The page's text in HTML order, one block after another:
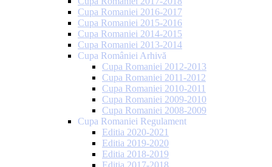
Cupa Romaniei 2016-2017
Cupa Romaniei 2015-2016
Cupa Romaniei 2014-2015
Cupa Romaniei 2013-2014
Cupa României Arhivă
Cupa Romaniei 2012-2013
Cupa Romaniei 2011-2012
Cupa Romaniei 2010-2011
Cupa Romaniei 2009-2010
Cupa Romaniei 2008-2009
Cupa Romaniei Regulament
Editia 2020-2021
Editia 2019-2020
Editia 2018-2019
Editia 2017-2018